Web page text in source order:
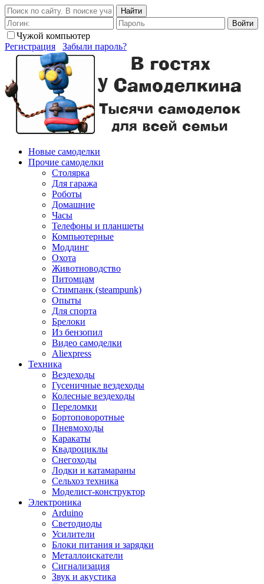
Найти
Войти
Чужой компьютер
Регистрация
Забыли пароль?
Новые самоделки
Прочие самоделки
Столярка
Для гаража
Роботы
Домашние
Часы
Телефоны и планшеты
Компьютерные
Моддинг
Охота
Животноводство
Питомцам
Стимпанк (steampunk)
Опыты
Для спорта
Брелоки
Из бензопил
Видео самоделки
Aliexpress
Техника
Вездеходы
Гусеничные вездеходы
Колесные вездеходы
Переломки
Бортоповоротные
Пневмоходы
Каракаты
Квадроциклы
Снегоходы
Лодки и катамараны
Сельхоз техника
Моделист-конструктор
Электроника
Arduino
Светодиоды
Усилители
Блоки питания и зарядки
Металлоискатели
Сигнализация
Звук и акустика